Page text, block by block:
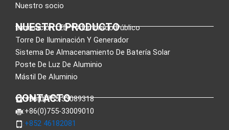
Nuestro socio
NUESTRO PRODUCTO
Iluminación LED Y Alumbrado Público
Torre De Iluminación Y Generador
Sistema De Almacenamiento De Batería Solar
Poste De Luz De Aluminio
Mástil De Aluminio
CONTACTO
:+86(0)755-33089318
:+86(0)755-33009010
:+852 46182081